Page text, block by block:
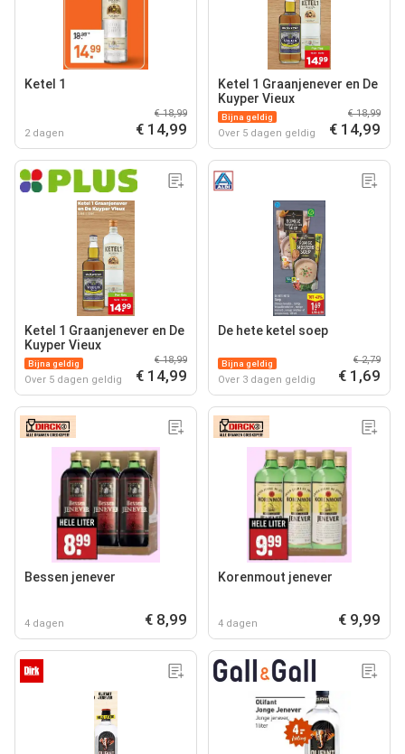
Ketel 1
2 dagen
€ 18,99
€ 14,99
Ketel 1 Graanjenever en De
Kuyper Vieux
Bijna geldig
Over 5 dagen geldig
€ 18,99
€ 14,99
Ketel 1 Graanjenever en De
Kuyper Vieux
Bijna geldig
Over 5 dagen geldig
€ 18,99
€ 14,99
De hete ketel soep
Bijna geldig
Over 3 dagen geldig
€ 2,79
€ 1,69
Bessen jenever
4 dagen € 8,99
Korenmout jenever
4 dagen € 9,99